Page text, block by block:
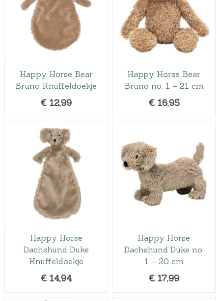
Happy Horse Bear
Bruno Knuffeldoekje
€ 12,99
Happy Horse Bear
Bruno no. 1 – 21 cm
€ 16,95
Happy Horse
Dachshund Duke
Knuffeldoekje
€ 14,94
Happy Horse
Dachshund Duke no.
1 – 20 cm
€ 17,99